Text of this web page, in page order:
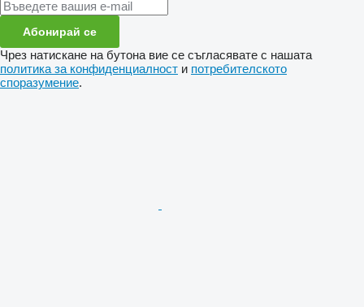
Абонирай се
Чрез натискане на бутона вие се съгласявате с нашата
политика за конфиденциалност и потребителското
споразумение.